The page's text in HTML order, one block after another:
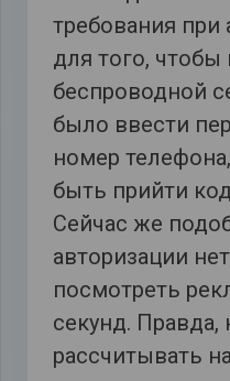
требования при
для того, чтобы
беспроводной
было ввести
номер
быть прийти
Сейчас же
авторизации
посмотреть
секунд. Правда,
рассчитывать